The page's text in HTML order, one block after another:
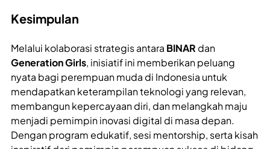
Kesimpulan
Melalui kolaborasi strategis antara BINAR dan
Generation Girls, inisiatif ini memberikan peluang
nyata bagi perempuan muda di Indonesia untuk
mendapatkan keterampilan teknologi yang relevan,
membangun kepercayaan diri, dan melangkah maju
menjadi pemimpin inovasi digital di masa depan.
Dengan program edukatif, sesi mentorship, serta kisah